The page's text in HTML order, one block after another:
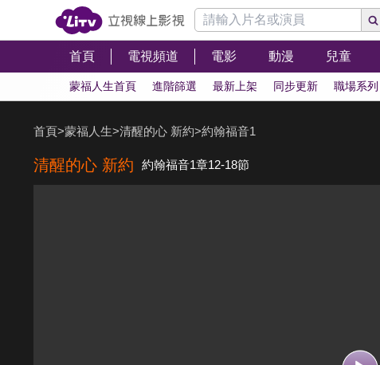
首頁 電視頻道 電影 動漫 兒童
蒙福人生首頁 進階篩選 最新上架 同步更新 職場系列
首頁>蒙福人生>清醒的心 新約>約翰福音1
清醒的心 新約 約翰福音1章12-18節